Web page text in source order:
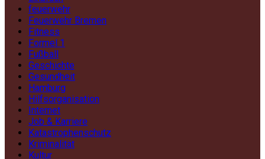
feuerwehr
Feuerwehr Bremen
Fitness
Formel 1
Fußball
Geschichte
Gesundheit
Hamburg
Hilfsorganisation
Internet
Job & Karriere
Katastrophenschutz
Kriminalität
Kultur